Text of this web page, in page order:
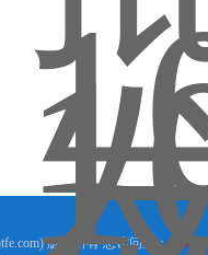
版权所有 总访问量：97940